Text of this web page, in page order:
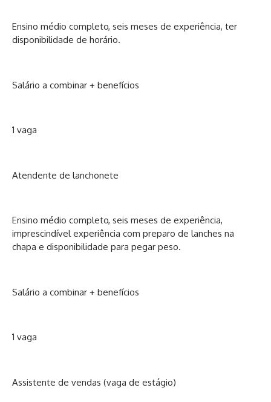
Ensino médio completo, seis meses de experiência, ter
disponibilidade de horário.
Salário a combinar + benefícios
1 vaga
Atendente de lanchonete
Ensino médio completo, seis meses de experiência,
imprescindível experiência com preparo de lanches na
chapa e disponibilidade para pegar peso.
Salário a combinar + benefícios
1 vaga
Assistente de vendas (vaga de estágio)